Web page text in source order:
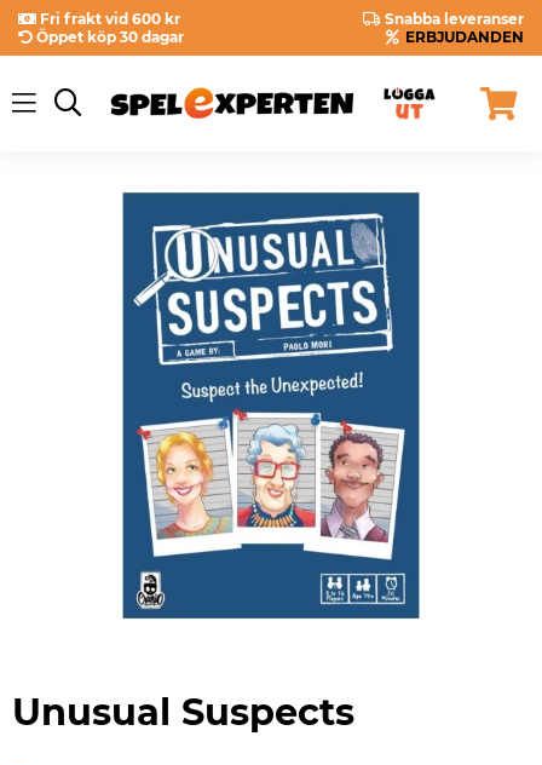
Fri frakt vid 600 kr
Snabba leveranser
Öppet köp 30 dagar
ERBJUDANDEN
Unusual Suspects